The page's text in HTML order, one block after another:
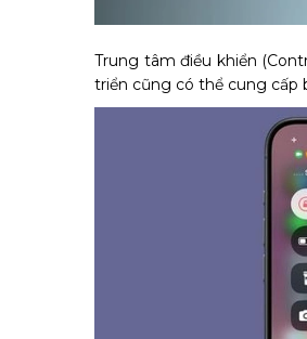
Trung tâm điều khiển
triển cũng có thể cung cấp